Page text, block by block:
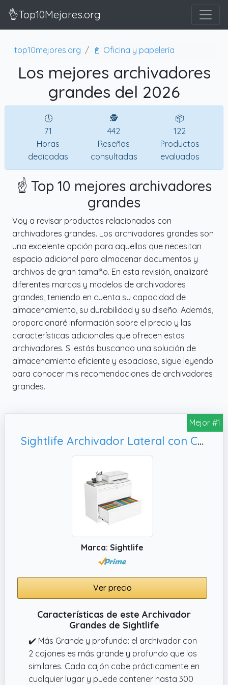
👌Top10Mejores.org
top10mejores.org 📓 Oficina y papelería
Los mejores archivadores
grandes del 2026
🕔
71
Horas
dedicadas
🕵
442
Reseñas
consultadas
📦
122
Productos
evaluados
☝️ Top 10 mejores archivadores
grandes
Voy a revisar productos relacionados con
archivadores grandes. Los archivadores grandes son
una excelente opción para aquellos que necesitan
espacio adicional para almacenar documentos y
archivos de gran tamaño. En esta revisión, analizaré
diferentes marcas y modelos de archivadores
grandes, teniendo en cuenta su capacidad de
almacenamiento, su durabilidad y su diseño. Además,
proporcionaré información sobre el precio y las
características adicionales que ofrecen estos
archivadores. Si estás buscando una solución de
almacenamiento eficiente y espaciosa, sigue leyendo
para conocer mis recomendaciones de archivadores
grandes.
Mejor #1
Sightlife Archivador Lateral con Cerradura, Armario con Cerradura para archivadores Colgantes tamaño carta/legal/F4-Requiere Montaje
Marca: Sightlife
Ver precio
Características de este Archivador
Grandes de Sightlife
✔️ Más Grande y profundo: el archivador con
2 cajones es más grande y profundo que los
similares. Cada cajón cabe prácticamente en
cualquier lugar y puede contener hasta 300